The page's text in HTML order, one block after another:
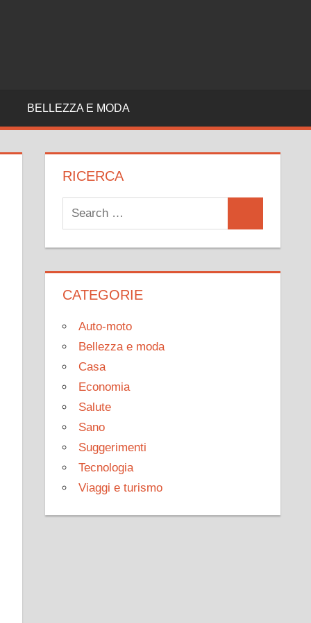
BELLEZZA E MODA
RICERCA
Search
for:
CATEGORIE
Auto-moto
Bellezza e moda
Casa
Economia
Salute
Sano
Suggerimenti
Tecnologia
Viaggi e turismo